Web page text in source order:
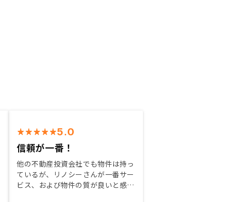
5.0
信頼が一番！
他の不動産投資会社でも物件は持っ
ているが、リノシーさんが一番サー
ビス、および物件の質が良いと感じ